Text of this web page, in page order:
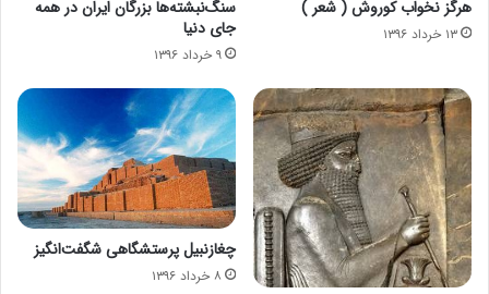
هرگز نخواب کوروش ( شعر )
۱۳ خرداد ۱۳۹۶
سنگ‌نبشته‌ها بزرگان ایران در همه
جای دنیا
۹ خرداد ۱۳۹۶
چغازنبیل پرستشگاهی شگفت‌انگیز
۸ خرداد ۱۳۹۶